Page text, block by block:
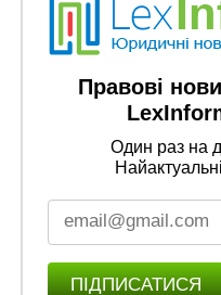
Правові
Один раз на
ПІДПИСАТИСЯ